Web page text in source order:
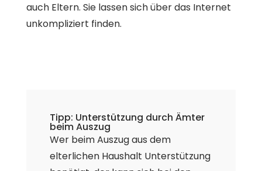
auch Eltern. Sie lassen sich über das Internet
unkompliziert finden.
Tipp: Unterstützung durch Ämter
beim Auszug
Wer beim Auszug aus dem
elterlichen Haushalt Unterstützung